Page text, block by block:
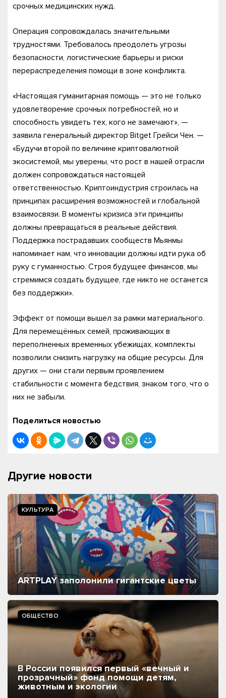
срочных медицинских нужд.
Операция сопровождалась значительными
трудностями. Требовалось преодолеть угрозы
безопасности, логистические барьеры и риски
перераспределения помощи в зоне конфликта.
«Настоящая гуманитарная помощь — это не только
удовлетворение срочных потребностей, но и
способность увидеть тех, кого не замечают», —
заявила генеральный директор Bitget Грейси Чен. —
«Будучи второй по величине криптовалютной
экосистемой, мы уверены, что рост в нашей отрасли
должен сопровождаться настоящей
ответственностью. Криптоиндустрия строилась на
принципах расширения возможностей и глобальной
взаимосвязи. В моменты кризиса эти принципы
должны превращаться в реальные действия.
Поддержка пострадавших сообществ Мьянмы
напоминает нам, что инновации должны идти рука об
руку с гуманностью. Строя будущее финансов, мы
стремимся создать будущее, где никто не останется
без поддержки».
Эффект от помощи вышел за рамки материального.
Для перемещённых семей, проживающих в
переполненных временных убежищах, комплекты
позволили снизить нагрузку на общие ресурсы. Для
других — они стали первым проявлением
стабильности с момента бедствия, знаком того, что о
них не забыли.
Поделиться новостью
Другие новости
КУЛЬТУРА
ARTPLAY заполонили гигантские цветы
ОБЩЕСТВО
В России появился первый «вечный и
прозрачный» фонд помощи детям,
животным и экологии